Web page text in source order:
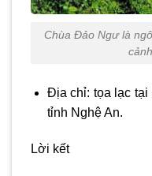
Chùa Đảo Ngư là
Địa chỉ: tọa lạc tại
tỉnh Nghệ An.
Lời kết